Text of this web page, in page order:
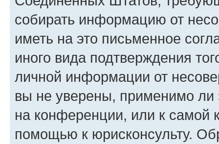
собирать информацию от
иметь на это письменное
иного вида подтверждения
личной информации от
вы не уверены, применимо ли
на конференции, или к самой
помощью к юрисконсульту.